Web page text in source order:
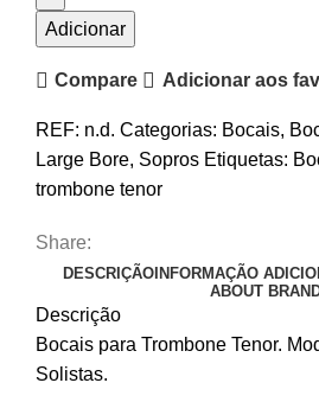
Trombone
Griego
Adicionar
Compare Adicionar aos
REF: n.d. Categorias: Bocais,
Large Bore, Sopros Etiquetas:
trombone tenor
Share:
DESCRIÇÃOINFORMAÇÃO
ABOUT
Descrição
Bocais para Trombone Tenor.
Solistas.